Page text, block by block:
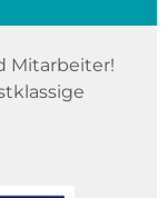
Mitarbeiter!